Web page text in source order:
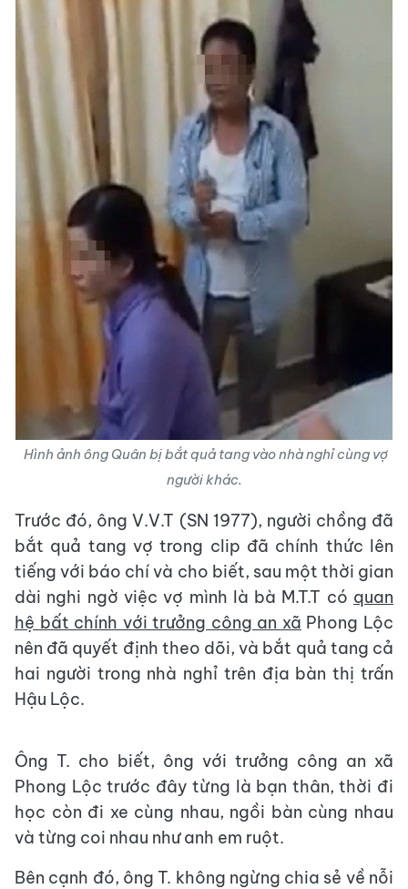
Hình ảnh ông Quân bị bắt quả tang vào nhà nghỉ cùng vợ
người khác.
Trước đó, ông V.V.T (SN 1977), người chồng đã
bắt quả tang vợ trong clip đã chính thức lên
tiếng với báo chí và cho biết, sau một thời gian
dài nghi ngờ việc vợ mình là bà M.T.T có quan
hệ bất chính với trưởng công an xã Phong Lộc
nên đã quyết định theo dõi, và bắt quả tang cả
hai người trong nhà nghỉ trên địa bàn thị trấn
Hậu Lộc.
Ông T. cho biết, ông với trưởng công an xã
Phong Lộc trước đây từng là bạn thân, thời đi
học còn đi xe cùng nhau, ngồi bàn cùng nhau
và từng coi nhau như anh em ruột.
Bên cạnh đó, ông T. không ngừng chia sẻ về nỗi